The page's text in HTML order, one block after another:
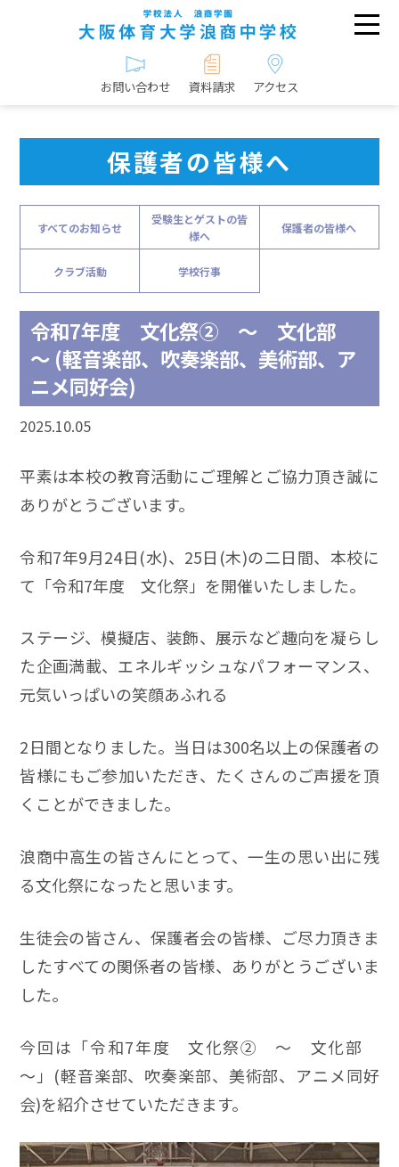
お問い合わせ 資料請求 アクセス
保護者の皆様へ
すべてのお知らせ
受験生とゲストの皆
様へ
保護者の皆様へ
クラブ活動 学校行事
令和7年度 文化祭② ～ 文化部
～ (軽音楽部、吹奏楽部、美術部、ア
ニメ同好会)
2025.10.05
平素は本校の教育活動にご理解とご協力頂き誠に
ありがとうございます。
令和7年9月24日(水)、25日(木)の二日間、本校に
て「令和7年度 文化祭」を開催いたしました。
ステージ、模擬店、装飾、展示など趣向を凝らし
た企画満載、エネルギッシュなパフォーマンス、
元気いっぱいの笑顔あふれる
2日間となりました。当日は300名以上の保護者の
皆様にもご参加いただき、たくさんのご声援を頂
くことができました。
浪商中高生の皆さんにとって、一生の思い出に残
る文化祭になったと思います。
生徒会の皆さん、保護者会の皆様、ご尽力頂きま
したすべての関係者の皆様、ありがとうございま
した。
今回は「令和7年度 文化祭② ～ 文化部
～」(軽音楽部、吹奏楽部、美術部、アニメ同好
会)を紹介させていただきます。